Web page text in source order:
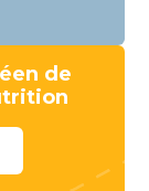
de